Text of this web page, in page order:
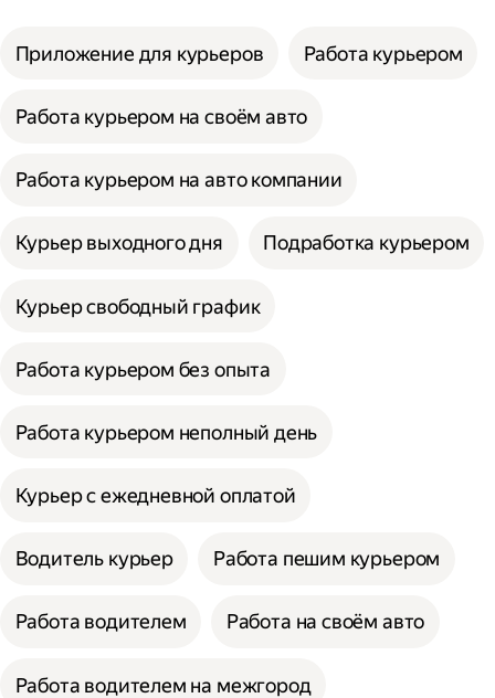
Приложение для курьеров Работа курьером
Работа курьером на своём авто
Работа курьером на авто компании
Курьер выходного дня Подработка курьером
Курьер свободный график
Работа курьером без опыта
Работа курьером неполный день
Курьер с ежедневной оплатой
Водитель курьер Работа пешим курьером
Работа водителем Работа на своём авто
Работа водителем на межгород